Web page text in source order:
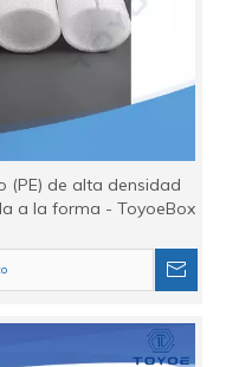
(PE) de alta densidad
a la forma - ToyoeBox